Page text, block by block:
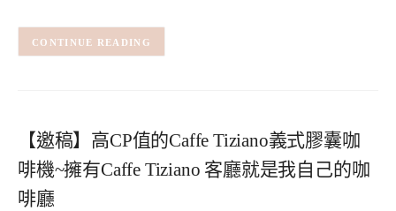
CONTINUE READING
【邀稿】高CP值的Caffe Tiziano義式膠囊咖
啡機~擁有Caffe Tiziano 客廳就是我自己的咖
啡廳